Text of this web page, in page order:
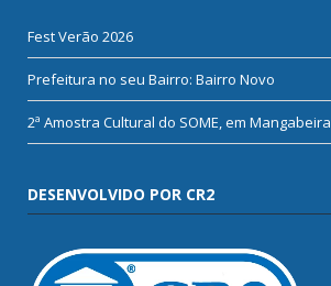
Fest Verão 2026
Prefeitura no seu Bairro: Bairro Novo
2ª Amostra Cultural do SOME, em Mangabeira
DESENVOLVIDO POR CR2